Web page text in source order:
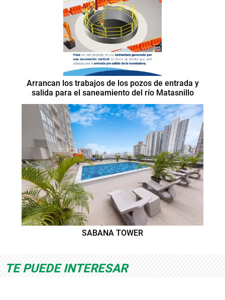
Arrancan los trabajos de los pozos de entrada y
salida para el saneamiento del río Matasnillo
SABANA TOWER
TE PUEDE INTERESAR